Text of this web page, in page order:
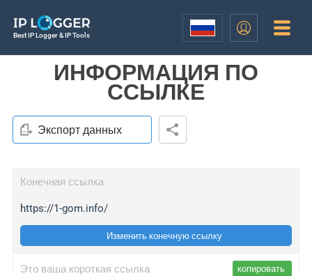
Best IP Logger & IP Tools
ИНФОРМАЦИЯ ПО
ССЫЛКЕ
Экспорт данных
Конечная ссылка
https://1-gom.info/
Изменить конечную ссылку
Это ваша короткая ссылка копировать